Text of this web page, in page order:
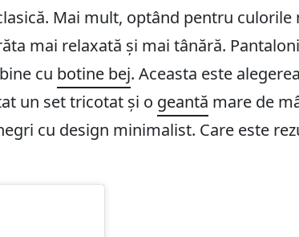
Mai mult, optând pentru culorile
mai relaxată și mai tânără.
cu botine bej. Aceasta este
un set tricotat și o geantă mare de
cu design minimalist. Care este